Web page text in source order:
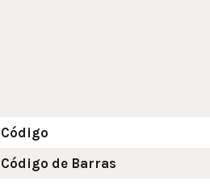
Código
Código de Barras